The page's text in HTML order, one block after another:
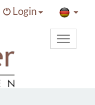
Login
Toggle